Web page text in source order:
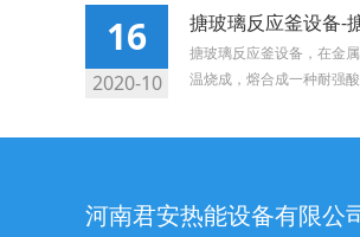
16
2020-10
搪玻璃反应釜设备-
搪玻璃反应釜设备，在金
温烧成，熔合成一种耐强
河南君安热能设备有限公